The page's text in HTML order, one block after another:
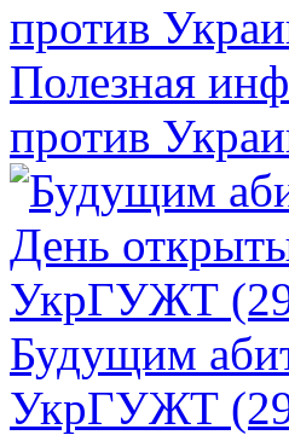
Полезная
против
Будущим
УкрГУЖТ